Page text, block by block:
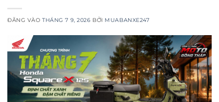
ĐĂNG VÀOTHÁNG 7 9, 2026 BỞI MUABANXE247